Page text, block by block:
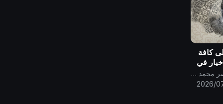
كافة
في
قناة الامام المهدي ناصر محمد اليماني
2026/